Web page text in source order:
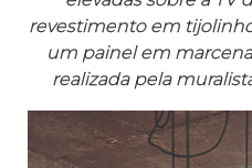
revestimento em
um painel em
realizada pela